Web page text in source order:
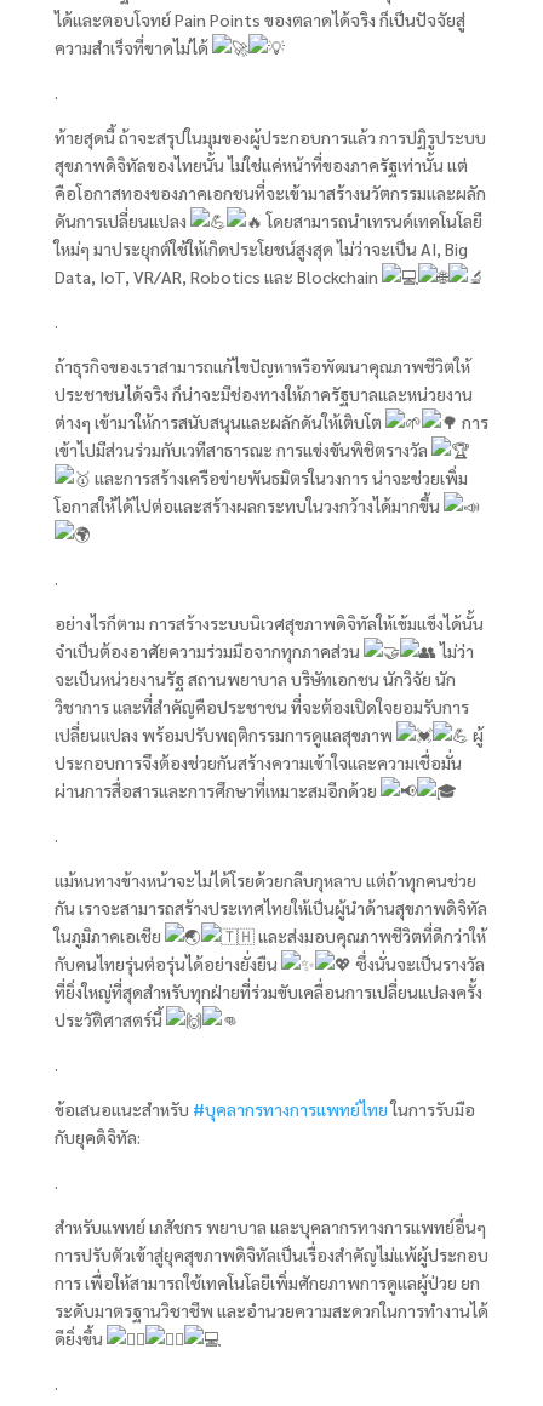
ได้และตอบโจทย์ Pain Points ของตลาดได้จริง ก็เป็นปัจจัยสู่
ความสำเร็จที่ขาดไม่ได้
.
ท้ายสุดนี้ ถ้าจะสรุปในมุมของผู้ประกอบการแล้ว การปฏิรูประบบ
สุขภาพดิจิทัลของไทยนั้น ไม่ใช่แค่หน้าที่ของภาครัฐเท่านั้น แต่
คือโอกาสทองของภาคเอกชนที่จะเข้ามาสร้างนวัตกรรมและผลัก
ดันการเปลี่ยนแปลง
โดยสามารถนำเทรนด์เทคโนโลยี
ใหม่ๆ มาประยุกต์ใช้ให้เกิดประโยชน์สูงสุด ไม่ว่าจะเป็น AI, Big
Data, IoT, VR/AR, Robotics และ Blockchain
.
ถ้าธุรกิจของเราสามารถแก้ไขปัญหาหรือพัฒนาคุณภาพชีวิตให้
ประชาชนได้จริง ก็น่าจะมีช่องทางให้ภาครัฐบาลและหน่วยงาน
ต่างๆ เข้ามาให้การสนับสนุนและผลักดันให้เติบโต
การ
เข้าไปมีส่วนร่วมกับเวทีสาธารณะ การแข่งขันพิชิตรางวัล
และการสร้างเครือข่ายพันธมิตรในวงการ น่าจะช่วยเพิ่ม
โอกาสให้ได้ไปต่อและสร้างผลกระทบในวงกว้างได้มากขึ้น
.
อย่างไรก็ตาม การสร้างระบบนิเวศสุขภาพดิจิทัลให้เข้มแข็งได้นั้น
จำเป็นต้องอาศัยความร่วมมือจากทุกภาคส่วน
ไม่ว่า
จะเป็นหน่วยงานรัฐ สถานพยาบาล บริษัทเอกชน นักวิจัย นัก
วิชาการ และที่สำคัญคือประชาชน ที่จะต้องเปิดใจยอมรับการ
เปลี่ยนแปลง พร้อมปรับพฤติกรรมการดูแลสุขภาพ
ผู้
ประกอบการจึงต้องช่วยกันสร้างความเข้าใจและความเชื่อมั่น
ผ่านการสื่อสารและการศึกษาที่เหมาะสมอีกด้วย
.
แม้หนทางข้างหน้าจะไม่ได้โรยด้วยกลีบกุหลาบ แต่ถ้าทุกคนช่วย
กัน เราจะสามารถสร้างประเทศไทยให้เป็นผู้นำด้านสุขภาพดิจิทัล
ในภูมิภาคเอเชีย
และส่งมอบคุณภาพชีวิตที่ดีกว่าให้
กับคนไทยรุ่นต่อรุ่นได้อย่างยั่งยืน
ซึ่งนั่นจะเป็นรางวัล
ที่ยิ่งใหญ่ที่สุดสำหรับทุกฝ่ายที่ร่วมขับเคลื่อนการเปลี่ยนแปลงครั้ง
ประวัติศาสตร์นี้
.
ข้อเสนอแนะสำหรับ #บุคลากรทางการแพทย์ไทยในการรับมือ
กับยุคดิจิทัล:
.
สำหรับแพทย์ เภสัชกร พยาบาล และบุคลากรทางการแพทย์อื่นๆ
การปรับตัวเข้าสู่ยุคสุขภาพดิจิทัลเป็นเรื่องสำคัญไม่แพ้ผู้ประกอบ
การ เพื่อให้สามารถใช้เทคโนโลยีเพิ่มศักยภาพการดูแลผู้ป่วย ยก
ระดับมาตรฐานวิชาชีพ และอำนวยความสะดวกในการทำงานได้
ดียิ่งขึ้น
.